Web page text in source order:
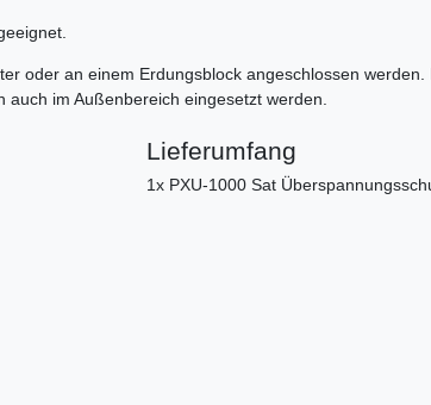
oder an einem Erdungsblock angeschlossen
im Außenbereich eingesetzt werden.
Lieferumfang
1x PXU-1000 Sat